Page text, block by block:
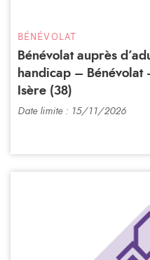
BÉNÉVOLAT
Bénévolat auprès
handicap –
Isère (38)
Date limite : 15/11/2026